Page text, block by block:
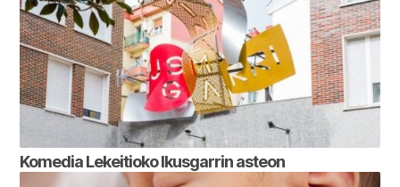
Komedia Lekeitioko Ikusgarrin asteon